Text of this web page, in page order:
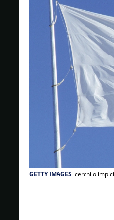
GETTY IMAGES cerchi olimpici